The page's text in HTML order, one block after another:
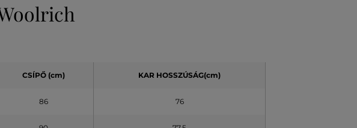
CSÍPŐ (cm) KAR HOSSZÚSÁG(cm)
86 76